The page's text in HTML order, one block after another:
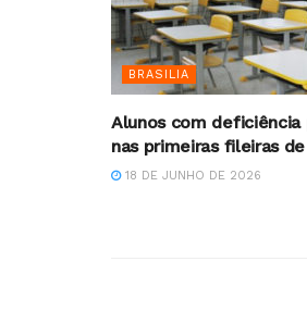
BRASILIA
Alunos com
nas primeiras fileiras
18 DE JUNHO DE 2026